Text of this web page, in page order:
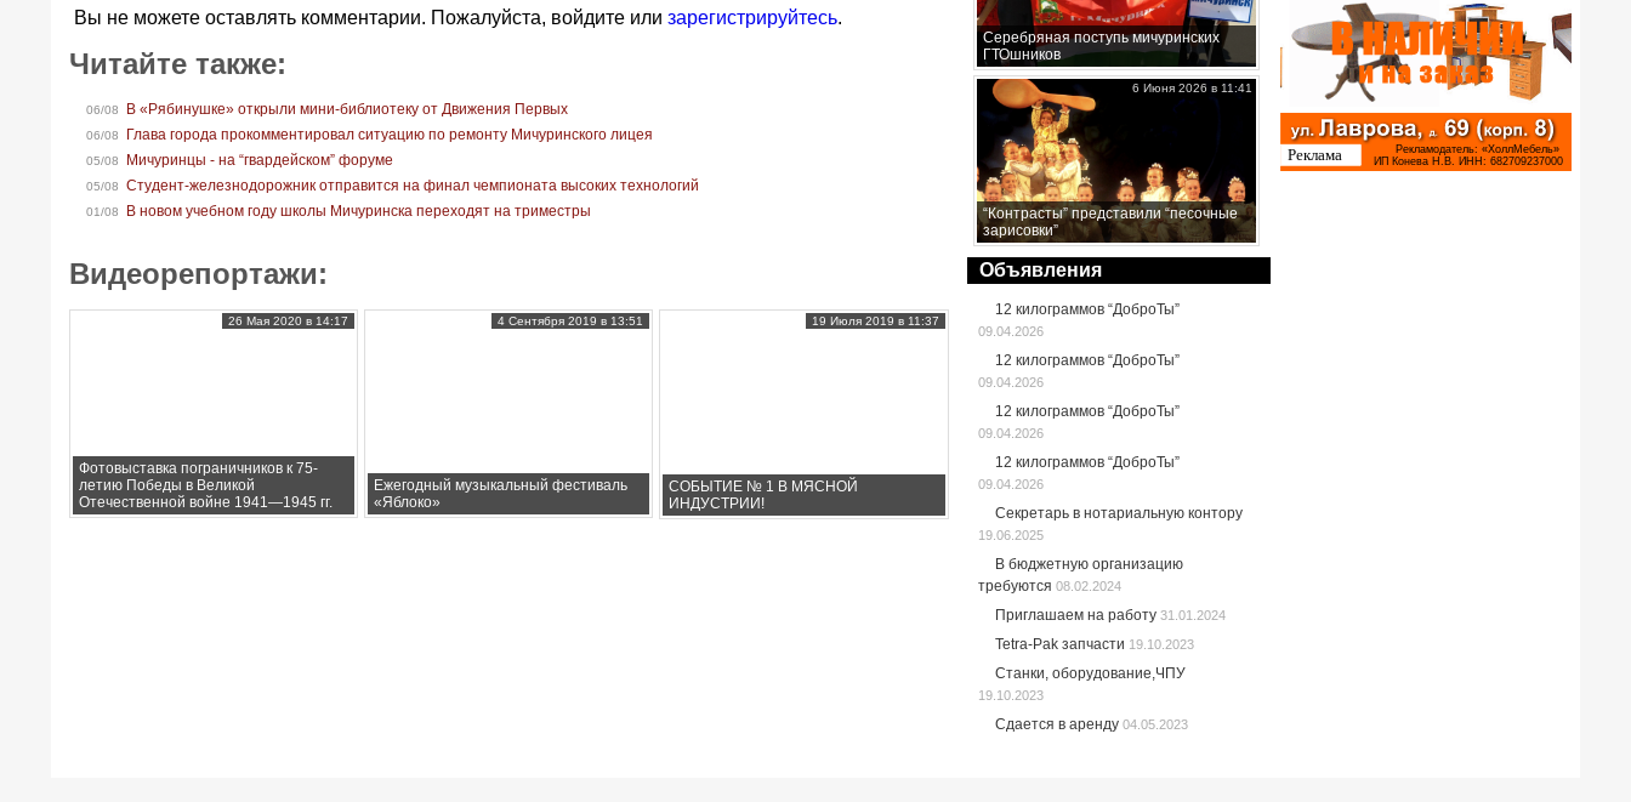
Вы не можете оставлять комментарии. Пожалуйста, войдите или зарегистрируйтесь.
Читайте также:
06/08 В «Рябинушке» открыли мини-библиотеку от Движения Первых
06/08 Глава города прокомментировал ситуацию по ремонту Мичуринского лицея
05/08 Мичуринцы - на “гвардейском” форуме
05/08 Студент-железнодорожник отправится на финал чемпионата высоких технологий
01/08 В новом учебном году школы Мичуринска переходят на триместры
Видеорепортажи:
Фотовыставка пограничников к 75-
летию Победы в Великой
Отечественной войне 1941—1945 гг.
26 Мая 2020 в 14:17
Ежегодный музыкальный фестиваль
«Яблоко»
4 Сентября 2019 в 13:51
СОБЫТИЕ № 1 В МЯСНОЙ
ИНДУСТРИИ!
19 Июля 2019 в 11:37
Серебряная поступь мичуринских
ГТОшников
“Контрасты” представили “песочные
зарисовки”
6 Июня 2026 в 11:41
Объявления
12 килограммов “ДоброТы”
09.04.2026
12 килограммов “ДоброТы”
09.04.2026
12 килограммов “ДоброТы”
09.04.2026
12 килограммов “ДоброТы”
09.04.2026
Секретарь в нотариальную контору
19.06.2025
В бюджетную организацию
требуются 08.02.2024
Приглашаем на работу 31.01.2024
Tetra-Pak запчасти 19.10.2023
Станки, оборудование,ЧПУ
19.10.2023
Сдается в аренду 04.05.2023